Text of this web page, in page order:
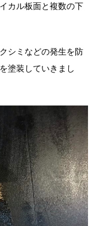
カル板面と複数の下
シミなどの発生を防
塗装していきまし